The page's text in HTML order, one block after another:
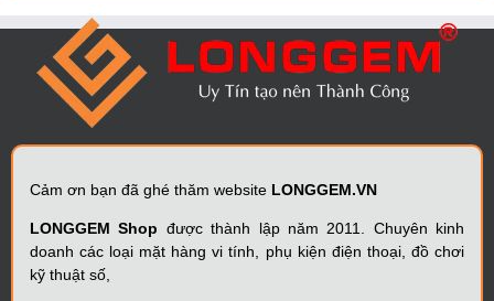
Cảm ơn bạn đã ghé thăm website LONGGEM.VN
LONGGEM Shop được thành lập năm 2011. Chuyên kinh
doanh các loại mặt hàng vi tính, phụ kiện điện thoại, đồ chơi
kỹ thuật số,